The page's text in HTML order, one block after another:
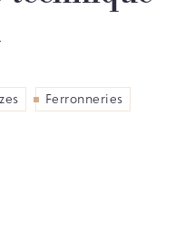
DU
Ferronneries